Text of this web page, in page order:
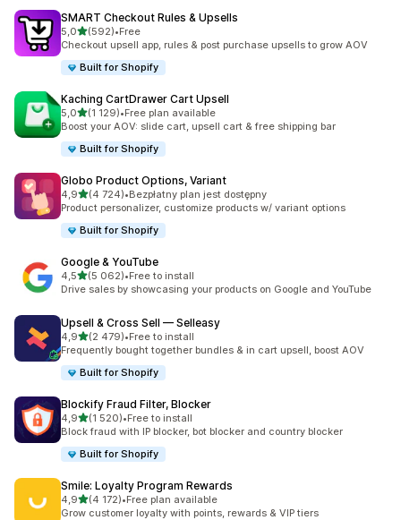
SMART Checkout Rules & Upsells
5,0na 5 gwiazdek
(592)
Łączna liczba recenzji: 592
•Free
Checkout upsell app, rules & post purchase upsells to grow AOV
Built for Shopify
Kaching CartDrawer Cart Upsell
5,0na 5 gwiazdek
(1 129)
Łączna liczba recenzji: 1129
•Free plan available
Boost your AOV: slide cart, upsell cart & free shipping bar
Built for Shopify
Globo Product Options, Variant
4,9na 5 gwiazdek
(4 724)
Łączna liczba recenzji: 4724
•Bezpłatny plan jest dostępny
Product personalizer, customize products w/ variant options
Built for Shopify
Google & YouTube
4,5na 5 gwiazdek
(5 062)
Łączna liczba recenzji: 5062
•Free to install
Drive sales by showcasing your products on Google and YouTube
Upsell & Cross Sell — Selleasy
4,9na 5 gwiazdek
(2 479)
Łączna liczba recenzji: 2479
•Free to install
Frequently bought together bundles & in cart upsell, boost AOV
Built for Shopify
Blockify Fraud Filter, Blocker
4,9na 5 gwiazdek
(1 520)
Łączna liczba recenzji: 1520
•Free to install
Block fraud with IP blocker, bot blocker and country blocker
Built for Shopify
Smile: Loyalty Program Rewards
4,9na 5 gwiazdek
(4 172)
Łączna liczba recenzji: 4172
•Free plan available
Grow customer loyalty with points, rewards & VIP tiers